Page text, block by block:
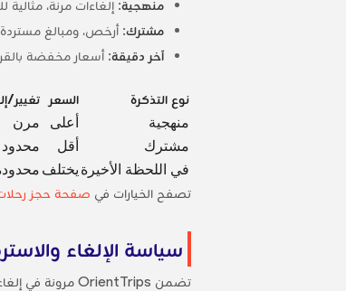
منهجية: إلغاءات مرنة،
مشترك: أرخص، ومبالغ مستردة
آخر دقيقة: أسعار مخفضة
نوع التذكرة السعر تغيير/
منهجية
أعلى مرن
مشترك
أقل محدود
في اللحظة الأخيرة يختلف
تصفح الخيارات في صفحة حجز رحلات
سياسة الإلغاء
تضمن OrientTrips مرونة في إلغاء الحجز لـ